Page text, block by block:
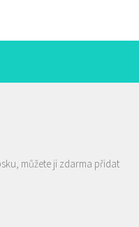
můžete ji zdarma přidat